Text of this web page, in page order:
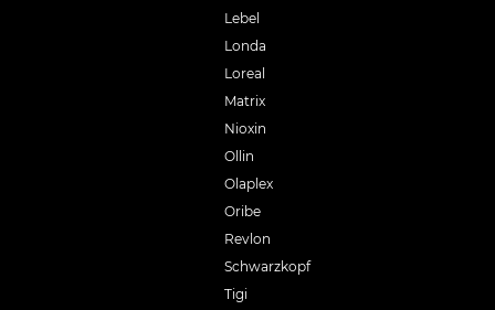
Lebel
Londa
Loreal
Matrix
Nioxin
Ollin
Olaplex
Oribe
Revlon
Schwarzkopf
Tigi